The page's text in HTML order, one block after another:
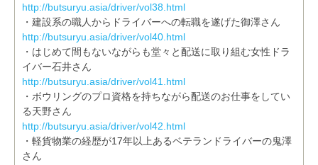
http://butsuryu.asia/driver/vol38.html
・建設系の職人からドライバーへの転職を遂げた御澤さん
http://butsuryu.asia/driver/vol40.html
・はじめて間もないながらも堂々と配送に取り組む女性ドラ
イバー石井さん
http://butsuryu.asia/driver/vol41.html
・ボウリングのプロ資格を持ちながら配送のお仕事をしてい
る天野さん
http://butsuryu.asia/driver/vol42.html
・軽貨物業の経歴が17年以上あるベテランドライバーの鬼澤
さん